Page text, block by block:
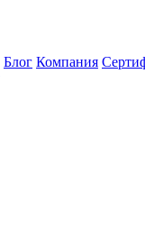
Блог Компания